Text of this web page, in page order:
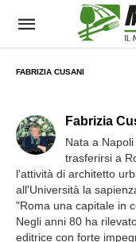
FABRIZIA CUSANI
Fabrizia
Nata a
trasferirsi a
l'attività di architetto
all'Università la
"Roma una capitale in
Negli anni 80 ha
editrice con forte